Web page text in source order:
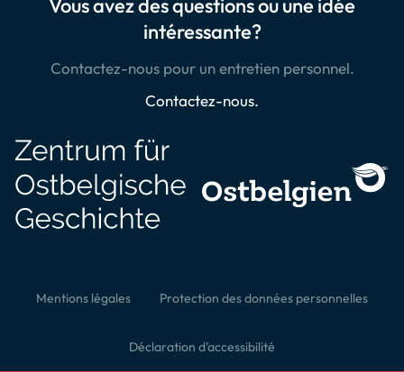
Vous avez des questions ou une idée
intéressante?
Contactez-nous pour un entretien personnel.
Contactez-nous.
Mentions légales Protection des données personnelles
Déclaration d’accessibilité